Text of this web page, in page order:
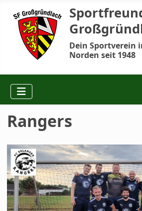
Dein Sportverein
Norden seit 1948
Rangers